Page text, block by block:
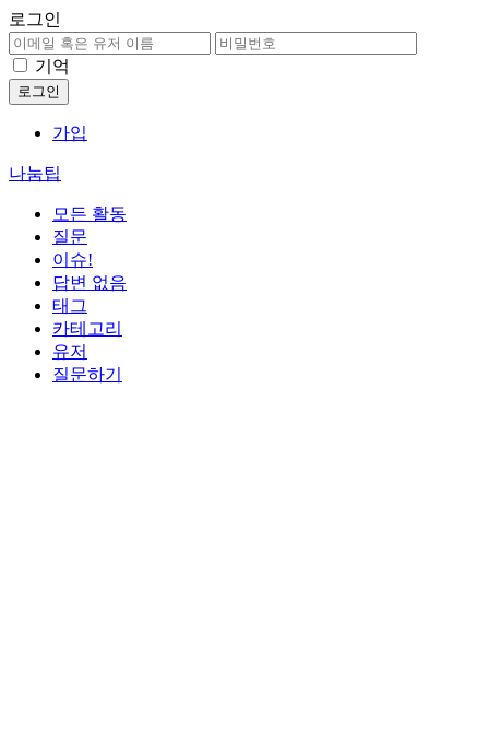
로그인
기억
가입
나눔팁
모든 활동
질문
이슈!
답변 없음
태그
카테고리
유저
질문하기